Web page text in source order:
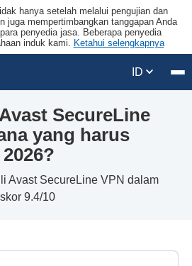
hanya setelah melalui pengujian dan
juga mempertimbangkan tanggapan Anda
penyedia jasa. Beberapa penyedia
induk kami. Ketahui selengkapnya
ID
SecureLine
yang harus
Avast SecureLine VPN dalam
9.4/10